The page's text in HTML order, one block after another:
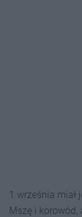
1 września miał
Mszę i korowód,